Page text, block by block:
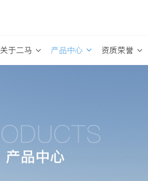
关于二马 产品中心 资质荣誉